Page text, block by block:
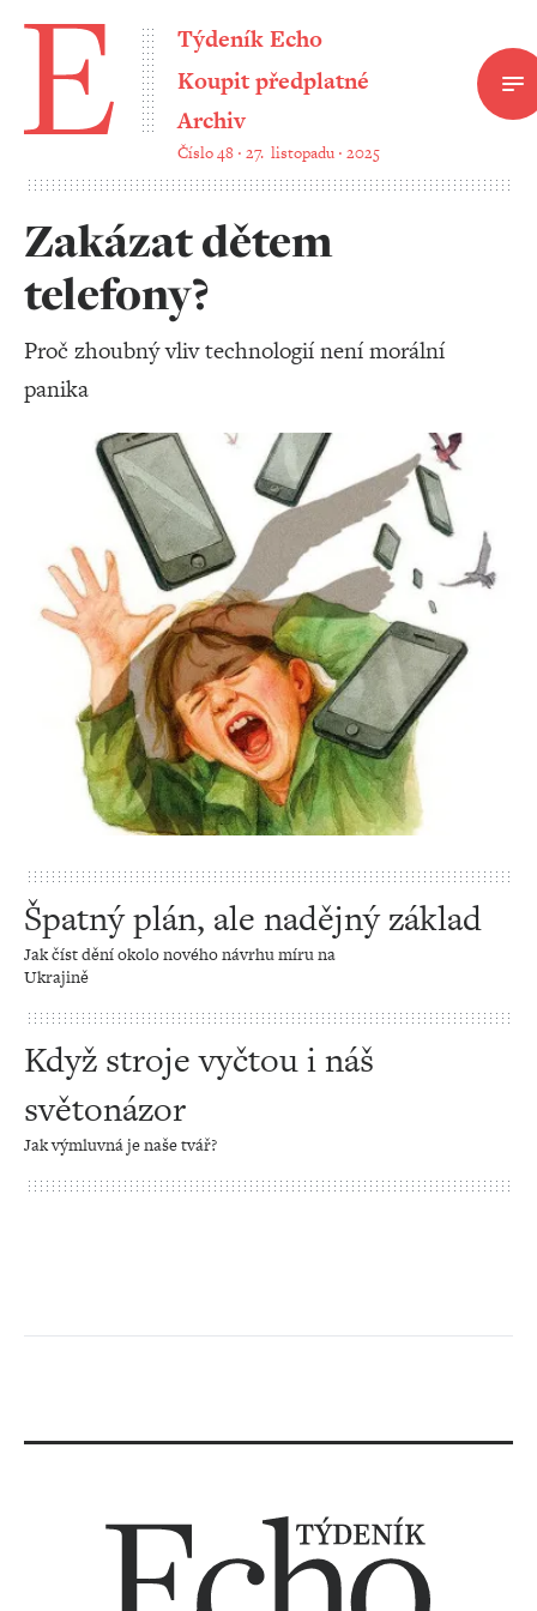
Týdeník Echo
Koupit předplatné
Archiv
Číslo 48 ‧ 27. listopadu ‧ 2025
Zakázat dětem
telefony?
Proč zhoubný vliv technologií není morální
panika
Špatný plán, ale nadějný základ
Jak číst dění okolo nového návrhu míru na
Ukrajině
Když stroje vyčtou i náš
světonázor
Jak výmluvná je naše tvář?